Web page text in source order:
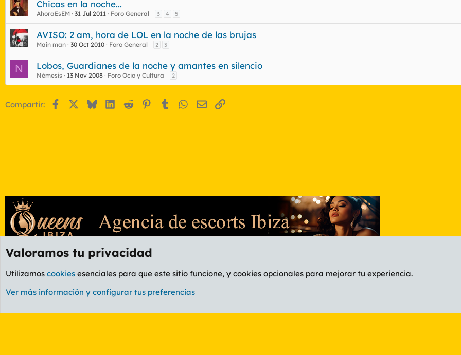
Chicas en la noche...
AhoraEsEM 31 Jul 2011 Foro General 3 4 5
AVISO: 2 am, hora de LOL en la noche de las brujas
Main man 30 Oct 2010 Foro General 2 3
N Lobos, Guardianes de la noche y amantes en silencio
Némesis 13 Nov 2008 Foro Ocio y Cultura 2
Compartir: FacebookBlueskyLinkedIn
Reddit Pinterest
Tumblr WhatsApp
EmailEnlace
Foro General
Valoramos tu privacidad
Utilizamos cookies esenciales para que este sitio funcione, y cookies opcionales para mejorar tu experiencia.
Ver más información y configurar tus preferencias